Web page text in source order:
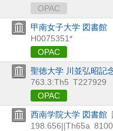
OPAC
甲南女子大学 図書館
H0075351*
OPAC
聖徳大学 川並弘昭記
763.3:Th5 T227929
OPAC
西南学院大学 図書館
198.656||Th65a